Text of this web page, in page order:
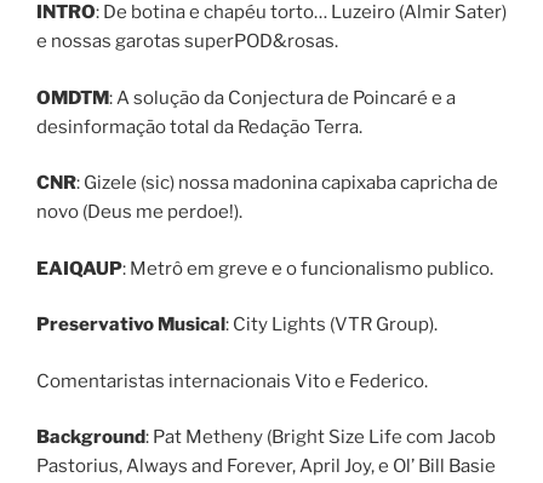
INTRO: De botina e chapéu torto… Luzeiro (Almir Sater)
e nossas garotas superPOD&rosas.
OMDTM: A solução da Conjectura de Poincaré e a
desinformação total da Redação Terra.
CNR: Gizele (sic) nossa madonina capixaba capricha de
novo (Deus me perdoe!).
EAIQAUP: Metrô em greve e o funcionalismo publico.
Preservativo Musical: City Lights (VTR Group).
Comentaristas internacionais Vito e Federico.
Background: Pat Metheny (Bright Size Life com Jacob
Pastorius, Always and Forever, April Joy, e Ol’ Bill Basie